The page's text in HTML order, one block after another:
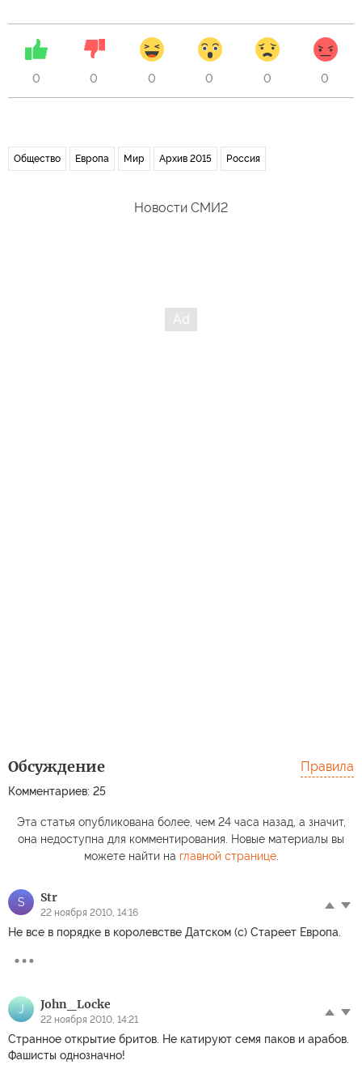
0 0 0 0 0 0
Общество Европа Мир Архив 2015 Россия
Новости СМИ2
Обсуждение
Комментариев: 25
Правила
Эта статья опубликована более, чем 24 часа назад, а значит,
она недоступна для комментирования. Новые материалы вы
можете найти на главной странице.
S Str
22 ноября 2010, 14:16
Не все в порядке в королевстве Датском (с) Стареет Европа.
J John_Locke
22 ноября 2010, 14:21
Странное открытие бритов. Не катируют семя паков и арабов.
Фашисты однозначно!